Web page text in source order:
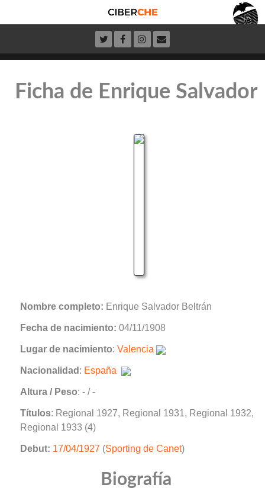
Ficha de Enrique Salvador
Nombre completo: Enrique Salvador Beltrán
Fecha de nacimiento: 04/11/1908
Lugar de nacimiento: Valencia
Nacionalidad : España
Altura / Peso: - / -
Títulos: Regional 1927, Regional 1931, Regional 1932,
Regional 1933 (4)
Debut: 17/04/1927 (Sporting de Canet)
Biografía